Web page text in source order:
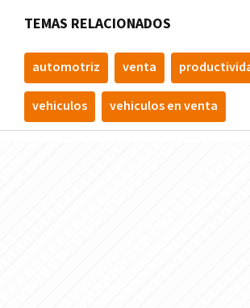
TEMAS RELACIONADOS
automotriz venta
vehiculos vehiculos en venta